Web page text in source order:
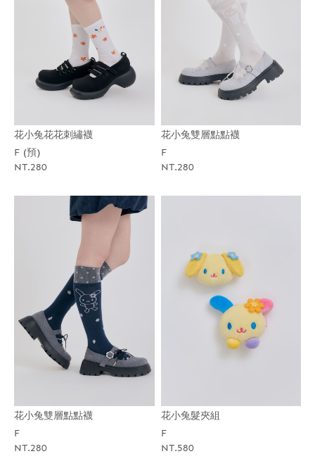
花小兔花花刺繡襪
F (預)
NT.280
花小兔雙層點點襪
F
NT.280
花小兔雙層點點襪
F
NT.280
花小兔髮夾組
F
NT.580